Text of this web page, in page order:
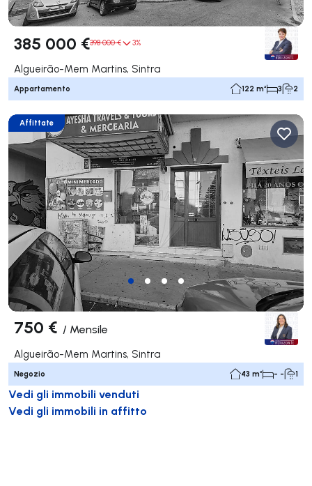
385 000 €398 000 € 3%
Algueirão-Mem Martins, Sintra
Appartamento 122 m² 3 2
Affittate
750 € / Mensile
Algueirão-Mem Martins, Sintra
Negozio 43 m² - - 1
Vedi gli immobili venduti
Vedi gli immobili in affitto